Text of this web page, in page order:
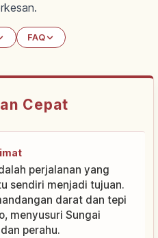
FAQ
Cepat
perjalanan yang
sendiri menjadi tujuan.
darat dan tepi
menyusuri Sungai
perahu.